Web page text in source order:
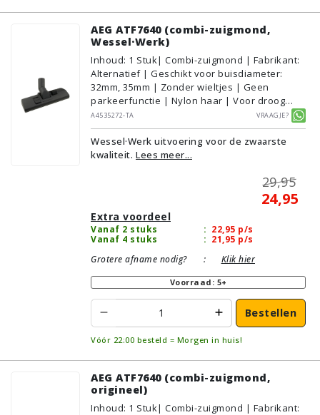
AEG ATF7640 (combi-zuigmond,
Wessel·Werk)
Inhoud: 1 Stuk| Combi-zuigmond | Fabrikant:
Alternatief | Geschikt voor buisdiameter:
32mm, 35mm | Zonder wieltjes | Geen
parkeerfunctie | Nylon haar | Voor droog
gebruik | Breedte: 27cm | Zonder verlichting |
Zonder kliksysteem | Zwart | Wessel·Werk |
Geschikt voor vloertype: Plavuizen/Tegels,
Parket/Laminaat, PVC/Vinyl,
A4535272-TA Vraagje?
Wessel·Werk uitvoering voor de zwaarste
kwaliteit. Lees meer...
29,95
24,95
Extra voordeel
Vanaf 2 stuks : 22,95 p/s
Vanaf 4 stuks
: 21,95 p/s
Grotere afname nodig?
: Klik hier
Voorraad: 5+
Bestellen
Vóór 22:00 besteld = Morgen in huis!
AEG ATF7640 (combi-zuigmond,
origineel)
Inhoud: 1 Stuk| Combi-zuigmond | Fabrikant: